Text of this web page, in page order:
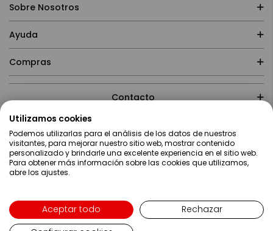
Sobre Nosotros
Ayuda
Compras
Contacto
Metódica.co
Utilizamos cookies
Podemos utilizarlas para el análisis de los datos de nuestros
visitantes, para mejorar nuestro sitio web, mostrar contenido
personalizado y brindarle una excelente experiencia en el sitio web.
Para obtener más información sobre las cookies que utilizamos,
abre los ajustes.
Aceptar todo
Rechazar